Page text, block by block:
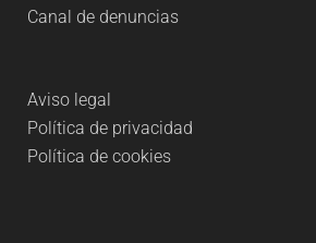
Canal de denuncias
Aviso legal
Política de privacidad
Política de cookies